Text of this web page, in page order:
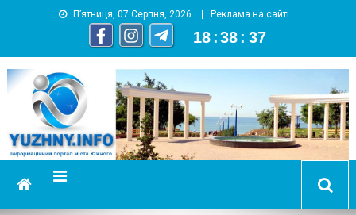
П’ятниця, 07 Серпня, 2026 Реклама на сайті
18 :38 : 37
YUZHNY.INFO
информационный портал города Южный